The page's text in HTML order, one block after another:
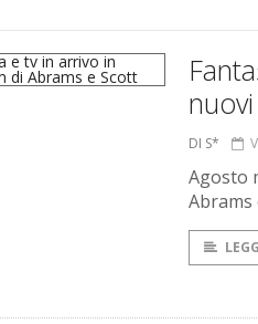
DI S*
Agosto
Abrams